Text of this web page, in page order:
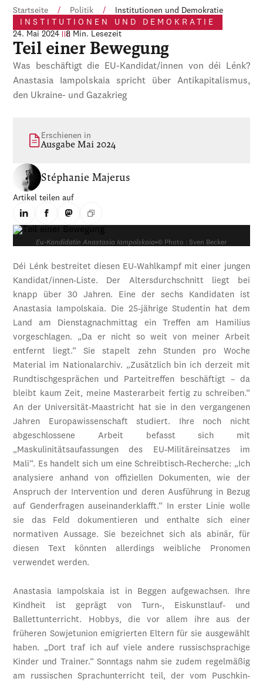
Startseite / Politik /
Institutionen und Demokratie
INSTITUTIONEN UND DEMOKRATIE
24. Mai 2024
8 Min. Lesezeit
Teil einer Bewegung
Was beschäftigt die EU-Kandidat/innen von déi Lénk?
Anastasia Iampolskaia spricht über Antikapitalismus,
den Ukraine- und Gazakrieg
Erschienen in
Ausgabe Mai 2024
Stéphanie Majerus
Artikel teilen auf
Eu-Kandidatin Anastasia Iampolskaia•© Photo : Sven Becker
Déi Lénk bestreitet diesen EU-Wahlkampf mit einer jungen
Kandidat/innen-Liste. Der Altersdurchschnitt liegt bei
knapp über 30 Jahren. Eine der sechs Kandidaten ist
Anastasia Iampolskaia. Die 25-jährige Studentin hat dem
Land am Dienstagnachmittag ein Treffen am Hamilius
vorgeschlagen. „Da er nicht so weit von meiner Arbeit
entfernt liegt.“ Sie stapelt zehn Stunden pro Woche
Material im Nationalarchiv. „Zusätzlich bin ich derzeit mit
Rundtischgesprächen und Parteitreffen beschäftigt – da
bleibt kaum Zeit, meine Masterarbeit fertig zu schreiben.“
An der Universität-Maastricht hat sie in den vergangenen
Jahren Europawissenschaft studiert. Ihre noch nicht
abgeschlossene Arbeit befasst sich mit
„Maskulinitätsaufassungen des EU-Militäreinsatzes im
Mali“. Es handelt sich um eine Schreibtisch-Recherche: „Ich
analysiere anhand von offiziellen Dokumenten, wie der
Anspruch der Intervention und deren Ausführung in Bezug
auf Genderfragen auseinanderklafft.“ In erster Linie wolle
sie das Feld dokumentieren und enthalte sich einer
normativen Aussage. Sie bezeichnet sich als abinär, für
diesen Text könnten allerdings weibliche Pronomen
verwendet werden.
Anastasia Iampolskaia ist in Beggen aufgewachsen. Ihre
Kindheit ist geprägt von Turn-, Eiskunstlauf- und
Ballettunterricht. Hobbys, die vor allem ihre aus der
früheren Sowjetunion emigrierten Eltern für sie ausgewählt
haben. „Dort traf ich auf viele andere russischsprachige
Kinder und Trainer.“ Sonntags nahm sie zudem regelmäßig
am russischen Sprachunterricht teil, der vom Puschkin-